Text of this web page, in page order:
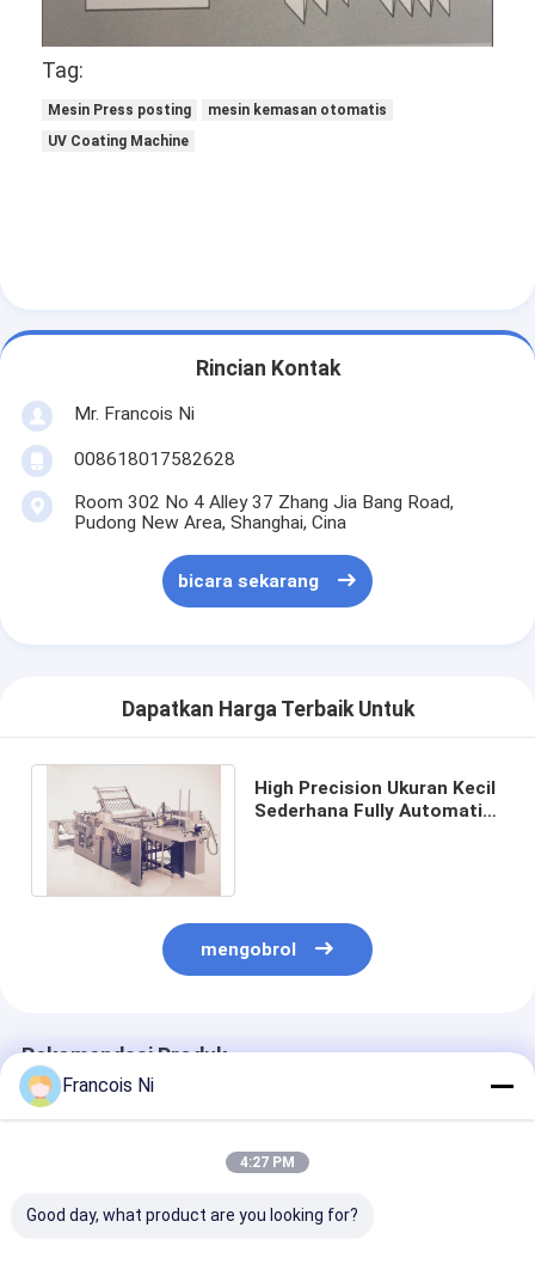
Tag:
Mesin Press posting
mesin kemasan otomatis
UV Coating Machine
Rincian Kontak
Mr. Francois Ni
008618017582628
Room 302 No 4 Alley 37 Zhang Jia Bang Road,
Pudong New Area, Shanghai, Cina
bicara sekarang
Dapatkan Harga Terbaik Untuk
High Precision Ukuran Kecil
Sederhana Fully Automatic
mengobrol
Rekomendasi Produk
Francois Ni
4:27 PM
Good day, what product are you looking for?